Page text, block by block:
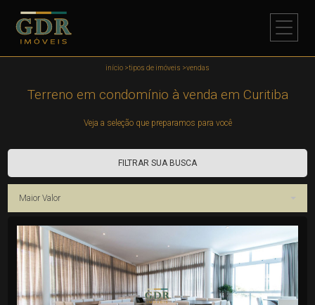
início >tipos de imóveis >vendas
Terreno em condomínio à venda em Curitiba
Veja a seleção que preparamos para você
FILTRAR SUA BUSCA
Maior Valor